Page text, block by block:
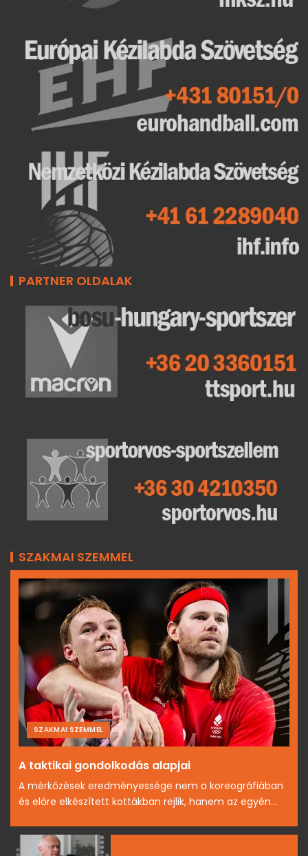
PARTNER OLDALAK
SZAKMAI SZEMMEL
SZAKMAI SZEMMEL
A taktikai gondolkodás alapjai
A mérkőzések eredményessége nem a koreográfiában
és előre elkészített kottákban rejlik, hanem az egyén...